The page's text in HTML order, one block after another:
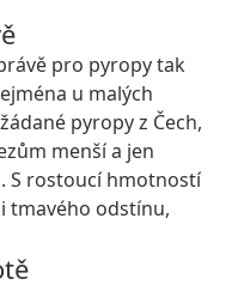
pro pyropy tak
u malých
pyropy z Čech,
menší a jen
S rostoucí hmotností
tmavého odstínu,